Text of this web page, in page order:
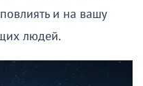
и на вашу
людей.